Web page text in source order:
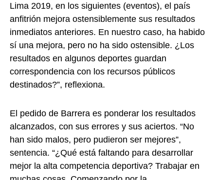
Lima 2019, en los siguientes (eventos), el país
anfitrión mejora ostensiblemente sus resultados
inmediatos anteriores. En nuestro caso, ha habido
sí una mejora, pero no ha sido ostensible. ¿Los
resultados en algunos deportes guardan
correspondencia con los recursos públicos
destinados?”, reflexiona.
El pedido de Barrera es ponderar los resultados
alcanzados, con sus errores y sus aciertos. “No
han sido malos, pero pudieron ser mejores”,
sentencia. “¿Qué está faltando para desarrollar
mejor la alta competencia deportiva? Trabajar en